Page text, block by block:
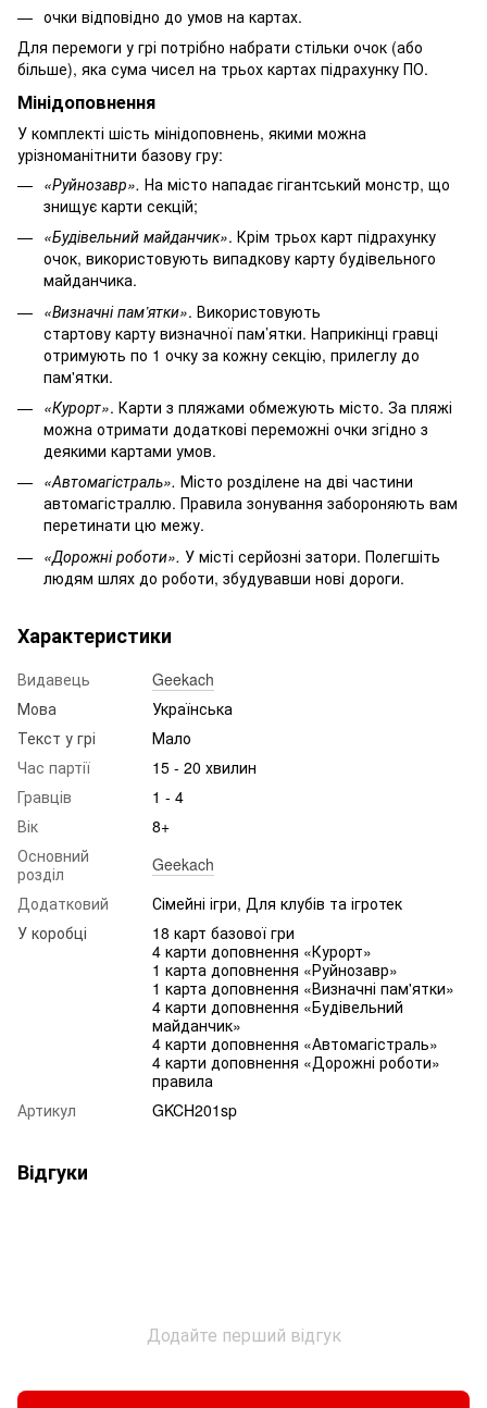
очки відповідно до умов на картах.
Для перемоги у грі потрібно набрати стільки очок (або
більше), яка сума чисел на трьох картах підрахунку ПО.
Мінідоповнення
У комплекті шість мінідоповнень, якими можна
урізноманітнити базову гру:
«Руйнозавр». На місто нападає гігантський монстр, що
знищує карти секцій;
«Будівельний майданчик». Крім трьох карт підрахунку
очок, використовують випадкову карту будівельного
майданчика.
«Визначні пам’ятки». Використовують
стартову карту визначної пам’ятки. Наприкінці гравці
отримують по 1 очку за кожну секцію, прилеглу до
пам'ятки.
«Курорт». Карти з пляжами обмежують місто. За пляжі
можна отримати додаткові переможні очки згідно з
деякими картами умов.
«Автомагістраль». Місто розділене на дві частини
автомагістраллю. Правила зонування забороняють вам
перетинати цю межу.
«Дорожні роботи». У місті серйозні затори. Полегшіть
людям шлях до роботи, збудувавши нові дороги.
Характеристики
Видавець
Geekach
Мова
Українська
Текст у грі
Мало
Час партії
15 - 20 хвилин
Гравців
1 - 4
Вік
8+
Основний
розділ
Geekach
Додатковий
Сімейні ігри, Для клубів та ігротек
У коробці
18 карт базової гри
4 карти доповнення «Курорт»
1 карта доповнення «Руйнозавр»
1 карта доповнення «Визначні пам'ятки»
4 карти доповнення «Будівельний
майданчик»
4 карти доповнення «Автомагістраль»
4 карти доповнення «Дорожні роботи»
правила
Артикул
GKCH201sp
Відгуки
Додайте перший відгук